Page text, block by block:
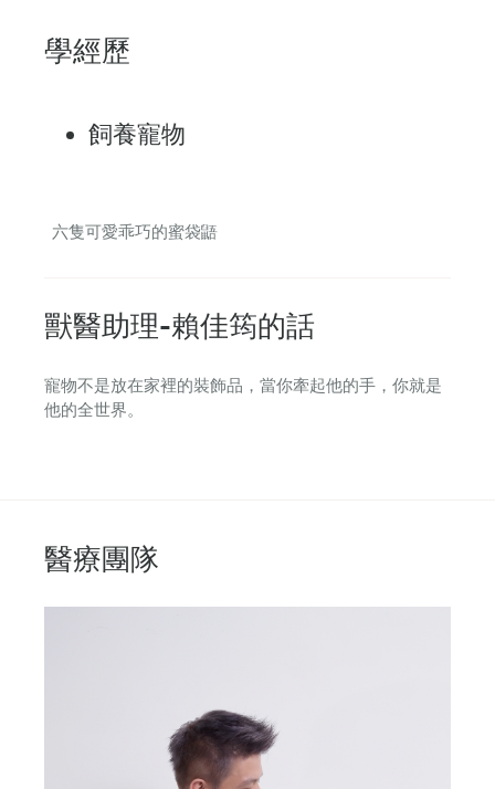
學經歷
飼養寵物
六隻可愛乖巧的蜜袋鼯
獸醫助理-賴佳筠的話
寵物不是放在家裡的裝飾品，當你牽起他的手，你就是
他的全世界。
醫療團隊